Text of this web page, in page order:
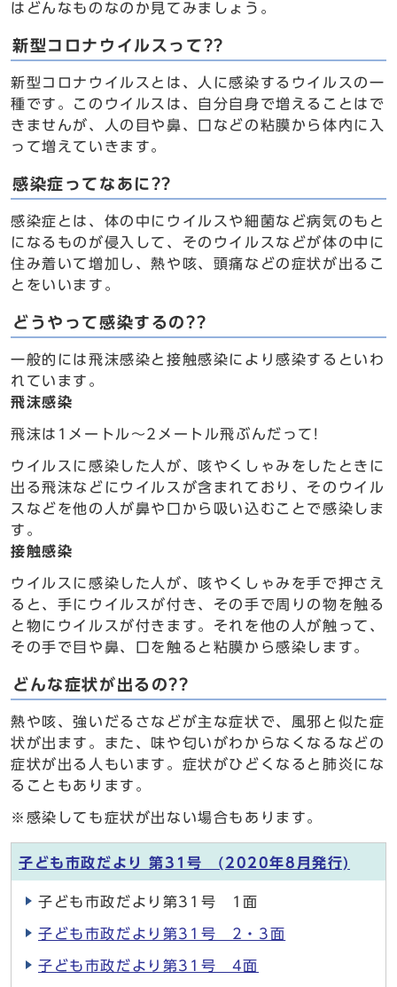
はどんなものなのか見てみましょう。
新型コロナウイルスって??
新型コロナウイルスとは、人に感染するウイルスの一
種です。このウイルスは、自分自身で増えることはで
きませんが、人の目や鼻、口などの粘膜から体内に入
って増えていきます。
感染症ってなあに??
感染症とは、体の中にウイルスや細菌など病気のもと
になるものが侵入して、そのウイルスなどが体の中に
住み着いて増加し、熱や咳、頭痛などの症状が出るこ
とをいいます。
どうやって感染するの??
一般的には飛沫感染と接触感染により感染するといわ
れています。
飛沫感染
飛沫は1メートル～2メートル飛ぶんだって!
ウイルスに感染した人が、咳やくしゃみをしたときに
出る飛沫などにウイルスが含まれており、そのウイル
スなどを他の人が鼻や口から吸い込むことで感染しま
す。
接触感染
ウイルスに感染した人が、咳やくしゃみを手で押さえ
ると、手にウイルスが付き、その手で周りの物を触る
と物にウイルスが付きます。それを他の人が触って、
その手で目や鼻、口を触ると粘膜から感染します。
どんな症状が出るの??
熱や咳、強いだるさなどが主な症状で、風邪と似た症
状が出ます。また、味や匂いがわからなくなるなどの
症状が出る人もいます。症状がひどくなると肺炎にな
ることもあります。
※感染しても症状が出ない場合もあります。
子ども市政だより 第31号 (2020年8月発行)
子ども市政だより第31号 1面
子ども市政だより第31号 2・3面
子ども市政だより第31号 4面